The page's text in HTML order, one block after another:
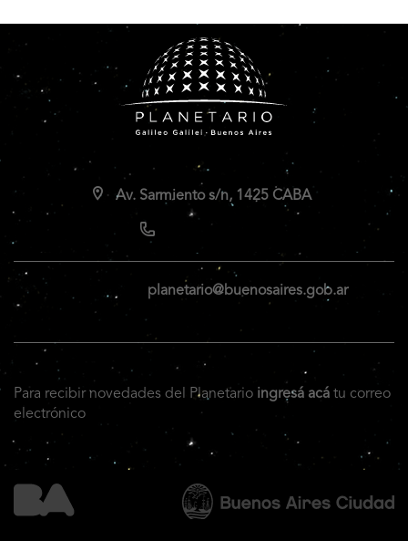
Av. Sarmiento s/n, 1425 CABA
planetario@buenosaires.gob.ar
Para recibir novedades del Planetario ingresá acá tu correo
electrónico